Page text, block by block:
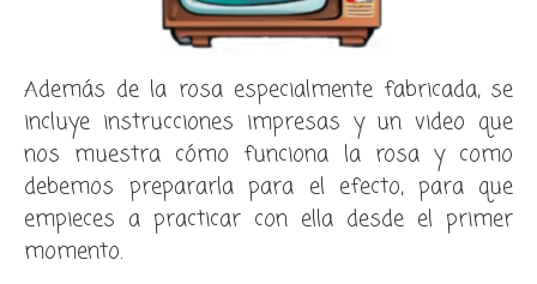
Además de la rosa especialmente fabricada, se
incluye instrucciones impresas y un video que
nos muestra cómo funciona la rosa y como
debemos prepararla para el efecto, para que
empieces a practicar con ella desde el primer
momento.